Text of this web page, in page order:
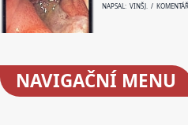
NAPSAL: VINŠ J. /
NAVIGAČNÍ MENU